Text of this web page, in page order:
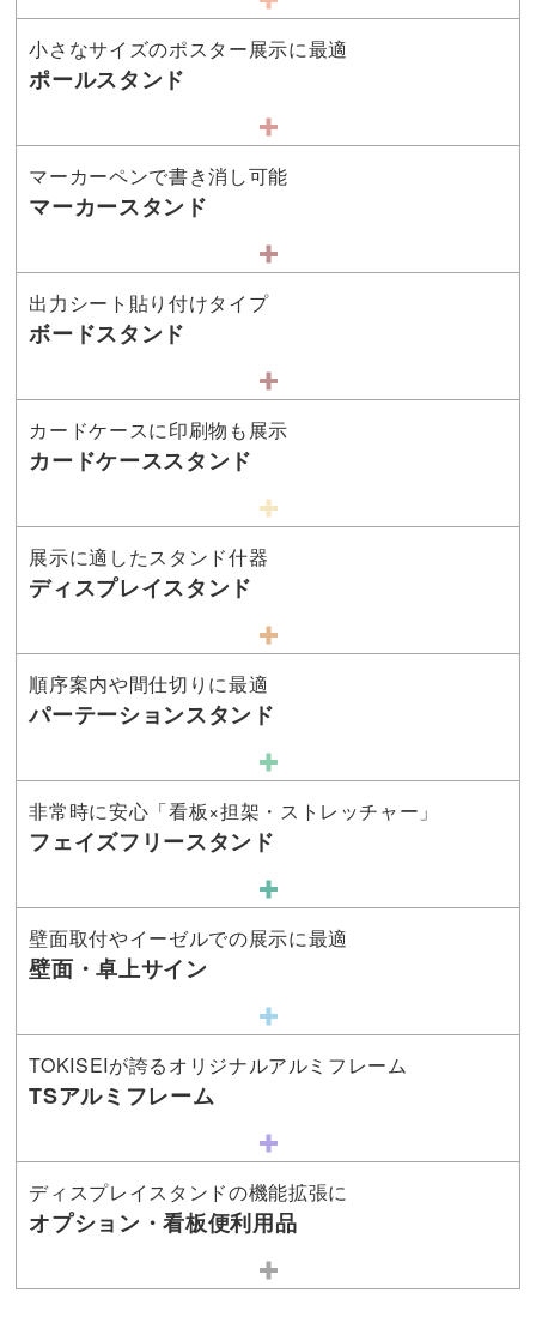
小さなサイズのポスター展示に最適
ポールスタンド
マーカーペンで書き消し可能
マーカースタンド
出力シート貼り付けタイプ
ボードスタンド
カードケースに印刷物も展示
カードケーススタンド
展示に適したスタンド什器
ディスプレイスタンド
順序案内や間仕切りに最適
パーテーションスタンド
非常時に安心「看板×担架・ストレッチャー」
フェイズフリースタンド
壁面取付やイーゼルでの展示に最適
壁面・卓上サイン
TOKISEIが誇るオリジナルアルミフレーム
TSアルミフレーム
ディスプレイスタンドの機能拡張に
オプション・看板便利用品